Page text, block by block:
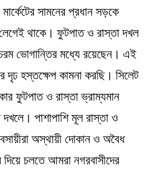
সামনের প্রধান সড়কে
লেগেই থাকে। ফুটপাত ও রাস্তা দখল
ভোগান্তির মধ্যে রয়েছেন। এই
হস্তক্ষেপ কামনা করছি। সিলেট
ফুটপাত ও রাস্তা ভ্রাম্যমান
দখলে। পাশাপাশি মূল রাস্তা ও
অস্থায়ী দোকান ও অবৈধ
চলতে আমরা নগরবাসীদের